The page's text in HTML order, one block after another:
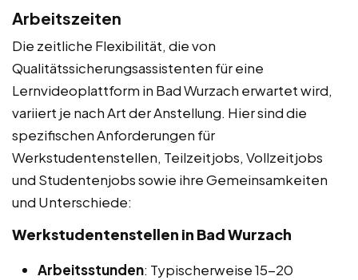
Arbeitszeiten
Die zeitliche Flexibilität, die von
Qualitätssicherungsassistenten für eine
Lernvideoplattform in Bad Wurzach erwartet wird,
variiert je nach Art der Anstellung. Hier sind die
spezifischen Anforderungen für
Werkstudentenstellen, Teilzeitjobs, Vollzeitjobs
und Studentenjobs sowie ihre Gemeinsamkeiten
und Unterschiede:
Werkstudentenstellen in Bad Wurzach
Arbeitsstunden: Typischerweise 15-20